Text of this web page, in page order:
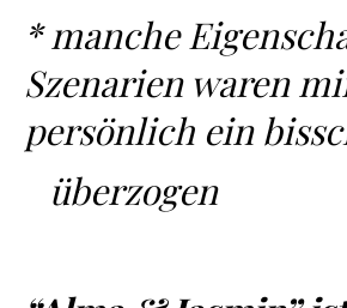
* manche
Szenarien waren
persönlich ein
überzogen